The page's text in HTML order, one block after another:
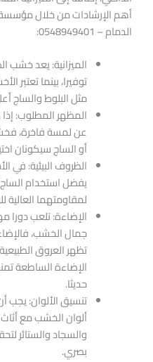
أهم الإرشادات من خلال
الدمام – 0548949401:
الميزانية: يعد خشب
توفيرا، بينما تعتبر
مثل البلوط والساج
المظهر المطلوب:
عن لمسة فاخرة،
أو الساج سيكونان
الظروف البيئية: في
يفضل استخدام الساج
لمقاومتهما العالية
الإضاءة: تلعب دورا
جمال الخشب،
تظهر العروق
الإضاءة الساطعة
حديثا.
تنسيق الألوان: يجب
ألوان الخشب مع
والسجاد والستائر
بصري.